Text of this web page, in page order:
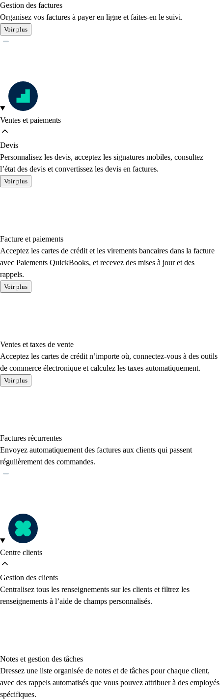
Gestion des factures
Organisez vos factures à payer en ligne et faites-en le suivi.
Voir plus
Ventes et paiements
Devis
Personnalisez les devis, acceptez les signatures mobiles, consultez
l’état des devis et convertissez les devis en factures.
Voir plus
Facture et paiements
Acceptez les cartes de crédit et les virements bancaires dans la facture
avec Paiements QuickBooks, et recevez des mises à jour et des
rappels.
Voir plus
Ventes et taxes de vente
Acceptez les cartes de crédit n’importe où, connectez-vous à des outils
de commerce électronique et calculez les taxes automatiquement.
Voir plus
Factures récurrentes
Envoyez automatiquement des factures aux clients qui passent
régulièrement des commandes.
Centre clients
Gestion des clients
Centralisez tous les renseignements sur les clients et filtrez les
renseignements à l’aide de champs personnalisés.
Notes et gestion des tâches
Dressez une liste organisée de notes et de tâches pour chaque client,
avec des rappels automatisés que vous pouvez attribuer à des employés
spécifiques.